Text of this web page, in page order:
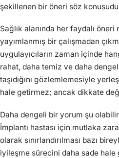
şekillenen bir öneri söz
Sağlık alanında her faydalı öneri
yayımlanmış bir çalışmadan
uygulayıcıların zaman içinde
rahat, daha temiz ve daha
taşıdığını gözlemlemesiyle
hale getirmez; ancak dikkate
Daha dengeli bir yorum şu
İmplantı hastası için mutlaka
olarak sınırlandırılması bazı
iyileşme sürecini daha sade hale